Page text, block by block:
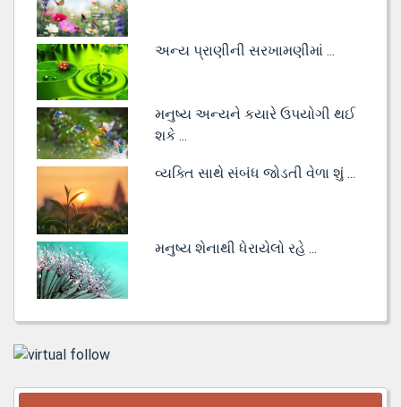
અન્ય પ્રાણીની સરખામણીમાં ...
મનુષ્ય અન્યને કયારે ઉપયોગી થઈ
શકે ...
વ્યક્તિ સાથે સંબંધ જોડતી વેળા શું ...
મનુષ્ય શેનાથી ધેરાયેલો રહે ...